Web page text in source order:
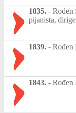
1835. - Rođen
pijanista,
1839. - Rođen
1843. - Rođen